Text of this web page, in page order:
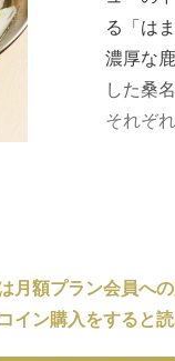
る「は
濃厚な
した桑
それぞ
月額プラン会員への
イン購入をすると